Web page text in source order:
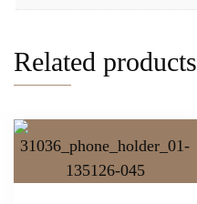
Related products